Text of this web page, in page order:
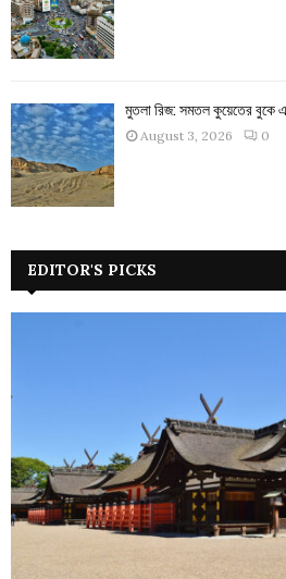
মুতলা রিজ: সমতল কুয়েতের বুকে
August 3, 2026 0
EDITOR'S PICKS